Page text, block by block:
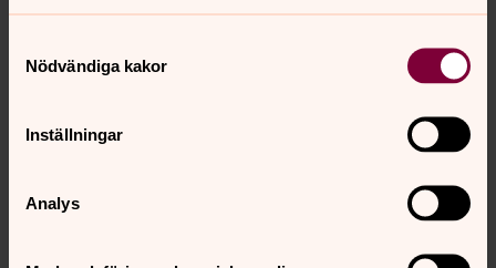
Nödvändiga kakor
Inställningar
Analys
Tonåring och äldre i Jörn-Bolidens
församling
Tonårs i Boliden
Går du i åk 7-9 och vill göra roliga saker efter skolan?
Kom till tonårs på EFS i Boliden, lördagar kl 19.30-21.30
med start 21 februari.